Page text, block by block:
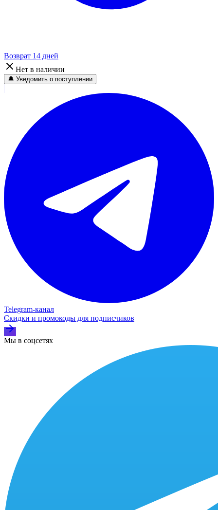
Возврат 14 дней
Нет в наличии
🔔 Уведомить о поступлении
Telegram‑канал
Скидки и промокоды для подписчиков
Мы в соцсетях